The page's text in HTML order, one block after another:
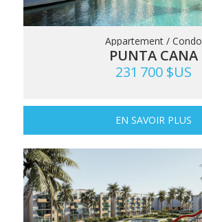
Appartement / Condo
PUNTA CANA
231 700 $US
EN SAVOIR PLUS